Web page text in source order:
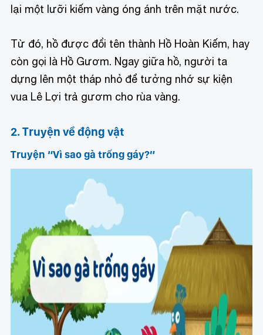
lại một lưỡi kiếm vàng óng ánh trên mặt nước.
Từ đó, hồ được đổi tên thành Hồ Hoàn Kiếm, hay
còn gọi là Hồ Gươm. Ngay giữa hồ, người ta
dựng lên một tháp nhỏ để tưởng nhớ sự kiện
vua Lê Lợi trả gươm cho rùa vàng.
2. Truyện về động vật
Truyện “Vì sao gà trống gáy?”